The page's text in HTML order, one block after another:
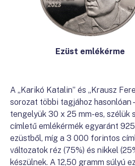
Ezüst emlékérme
A „Karikó Katalin” és „Krausz
sorozat többi tagjához hasonlóan
tengelyük 30 x 25 mm-es, szélük
címletű emlékérmék egyaránt
ezüstből, míg a 3 000 forintos
változatok réz (75%) és nikkel
készülnek. A 12,50 gramm súlyú